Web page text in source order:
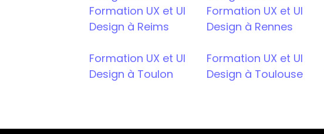
Formation UX et UI
Design à Reims
Formation UX et UI
Design à Rennes
Formation UX et UI
Design à Toulon
Formation UX et UI
Design à Toulouse